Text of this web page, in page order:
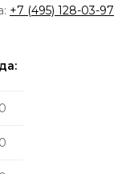
+7 (495) 128-03-97